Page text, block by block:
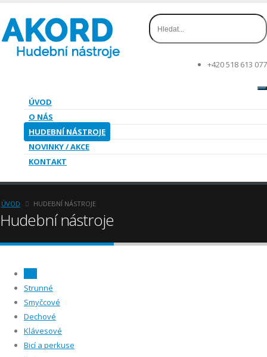
+420 518 613 077
ÚVOD
O NÁS
HUDEBNÍ NÁSTROJE
NOVINKY / AKCE
KONTAKT
ÚVOD HUDEBNÍ NÁSTROJE
Hudební nástroje
Strunné
Smyčcové
Dechové
Klávesové
Bicí a perkuse